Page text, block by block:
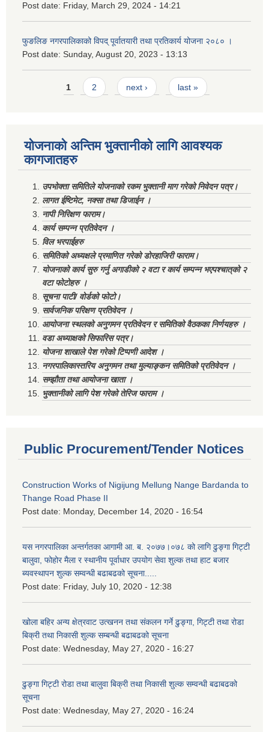
Post date: Friday, March 29, 2024 - 14:21
फुङलिङ नगरपालिकाको विपद् पूर्वातयारी तथा प्रतिकार्य योजना २०८० ।
Post date: Sunday, August 20, 2023 - 13:13
Pages1 2 next › last »
योजनाको अन्तिम भुक्तानीको लागि आवश्यक
कागजातहरु
उपभोक्ता समितिले योजनाको रकम भुक्तानी माग गरेको निवेदन पत्र।
लागत ईष्टिमेट, नक्सा तथा डिजाईन ।
नापी निरिक्षण फाराम।
कार्य सम्पन्न प्रतिवेदन ।
विल भरपाईहरु
समितिको अध्यक्षले प्रमाणित गरेको डोरहाजिरी फाराम।
योजनाको कार्य सुरु गर्नु अगाडीको २ वटा र कार्य सम्पन्न भएपश्चात्‌को २
वटा फोटोहरु ।
सूचना पाटी/ वोर्डको फोटो।
सार्वजनिक परिक्षण प्रतिवेदन ।
आयोजना स्थलको अनुगमन प्रतिवेदन र समितिको वैठकका निर्णयहरु ।
वडा अध्याक्षको सिफारिस पत्र।
योजना शाखाले पेश गरेको टिप्पणी आदेश ।
नगरपालिकास्तरिय अनुगमन तथा मुल्याङ्कन समितिको प्रतिवेदन ।
सम्झौता तथा आयोजना खाता ।
भुक्तानीको लागि पेश गरेको तेरिज फाराम ।
Public Procurement/Tender Notices
Construction Works of Nigijung Mellung Nange Bardanda to
Thange Road Phase II
Post date: Monday, December 14, 2020 - 16:54
यस नगरपालिका अन्तर्गतका आगामी आ. ब. २०७७।०७८ को लागि ढुङ्गा गिट्टी
बालुवा, फोहोर मैला र स्थानीय पूर्वाधार उपयोग सेवा शुल्क तथा हाट बजार
ब्यवस्थापन शुल्क सम्वन्धी बढाबढको सूचना.....
Post date: Friday, July 10, 2020 - 12:38
खोला बहिर अन्य क्षेत्रवाट उत्खनन तथा संकलन गर्ने ढुङ्गा, गिट्टी तथा रोडा
बिक्री तथा निकासी शुल्क सम्बन्धी बढाबढको सूचना
Post date: Wednesday, May 27, 2020 - 16:27
ढुङ्गा गिट्टी रोडा तथा बालुवा बिक्री तथा निकासी शुल्क सम्वन्धी बढाबढको
सूचना
Post date: Wednesday, May 27, 2020 - 16:24